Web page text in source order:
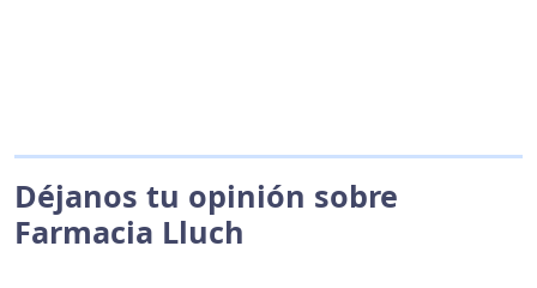
Déjanos tu opinión sobre
Farmacia Lluch